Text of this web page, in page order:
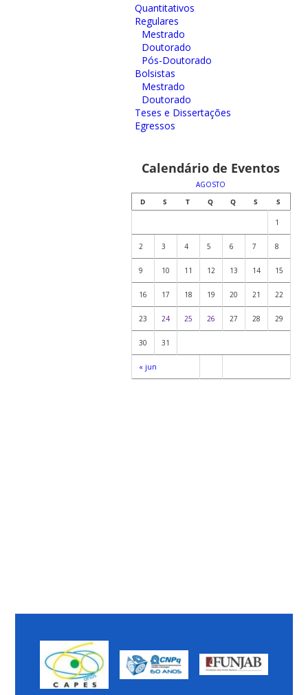
Quantitativos
Regulares
Mestrado
Doutorado
Pós-Doutorado
Bolsistas
Mestrado
Doutorado
Teses e Dissertações
Egressos
Calendário de Eventos
AGOSTO
D
S T Q Q S S
« jun
1
2 3 4 5 6 7 8
9 10 11 12 13 14 15
16 17 18 19 20 21 22
23 24 25 26 27 28 29
30 31